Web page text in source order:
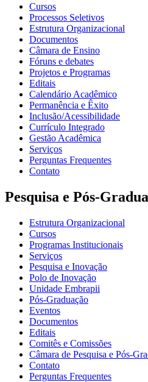
Cursos
Processos Seletivos
Estrutura Organizacional
Documentos
Câmara de Ensino
Fóruns e debates
Projetos e Programas
Editais
Calendário Acadêmico
Permanência e Êxito
Inclusão/Acessibilidade
Currículo Integrado
Gestão Acadêmica
Serviços
Perguntas Frequentes
Contato
Pesquisa e Pós-
Estrutura Organizacional
Cursos
Programas Institucionais
Serviços
Pesquisa e Inovação
Polo de Inovação
Unidade Embrapii
Pós-Graduação
Eventos
Documentos
Editais
Comitês e Comissões
Câmara de Pesquisa e Pós-
Contato
Perguntas Frequentes